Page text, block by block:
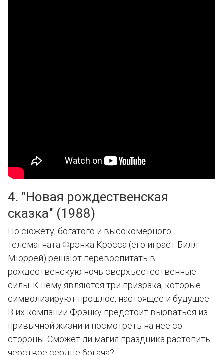
4. "Новая рождественская
сказка" (1988)
По сюжету, богатого и высокомерного
телемагната Фрэнка Кросса (его играет Билл
Мюррей) решают перевоспитать в
рождественскую ночь сверхъестественные
силы. К нему являются три призрака, которые
символизируют прошлое, настоящее и будущее.
В их компании Фрэнку предстоит вырваться из
привычной жизни и посмотреть на нее со
стороны. Сможет ли магия праздника растопить
черствое сердце богача?